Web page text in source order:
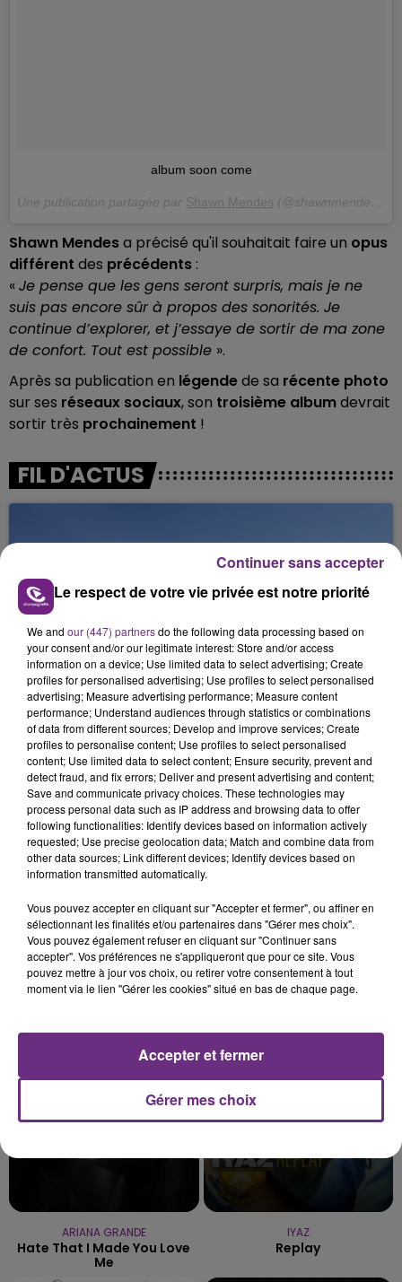
album soon come
Une publication partagée par Shawn Mendes (@shawnmendes) le
Shawn Mendesa précisé qu'il souhaitait faire un opus
différent des précédents :
«Je pense que les gens seront surpris, mais je ne
suis pas encore sûr à propos des sonorités. Je
continue d’explorer, et j’essaye de sortir de ma zone
de confort. Tout est possible ».
Après sa publication en légendede sa récente photo
sur ses réseaux sociaux, son troisième albumdevrait
sortir très prochainement !
FIL D'ACTUS
SI TOUT LE MONDE FAIT ÇA, MOI L'ANNÉE
PROCHAINE JE VENDANGE EN...
La vendange en Champagne a débuté ce jeudi 6
août dans la commune de Montgueux (Aube). Du
jamais vu !
L'ORDRE SUR LES CONDITIONS DE...
Alors que les dates de début des vendange 2026
s'est avéré être plus précoce que prévu,
l'inspection du Travail en profite pour rappeler
TITRES DIFFUSÉS
ARIANA GRANDE
Hate That I Made You Love
Me
IYAZ
Replay
Le respect de votre vie privée est notre priorité
We and our (447) partnersdo the following data processing based on
your consent and/or our legitimate interest: Store and/or access
information on a device; Use limited data to select advertising; Create
profiles for personalised advertising; Use profiles to select personalised
advertising; Measure advertising performance; Measure content
performance; Understand audiences through statistics or combinations
of data from different sources; Develop and improve services; Create
profiles to personalise content; Use profiles to select personalised
content; Use limited data to select content; Ensure security, prevent and
detect fraud, and fix errors; Deliver and present advertising and content;
Save and communicate privacy choices. These technologies may
process personal data such as IP address and browsing data to offer
following functionalities: Identify devices based on information actively
requested; Use precise geolocation data; Match and combine data from
other data sources; Link different devices; Identify devices based on
information transmitted automatically.
Vous pouvez accepter en cliquant sur "Accepter et fermer", ou affiner en
sélectionnant les finalités et/ou partenaires dans "Gérer mes choix".
Vous pouvez également refuser en cliquant sur "Continuer sans
accepter". Vos préférences ne s'appliqueront que pour ce site. Vous
pouvez mettre à jour vos choix, ou retirer votre consentement à tout
moment via le lien "Gérer les cookies" situé en bas de chaque page.
Gérer mes choix
Accepter et fermer
Continuer sans accepter